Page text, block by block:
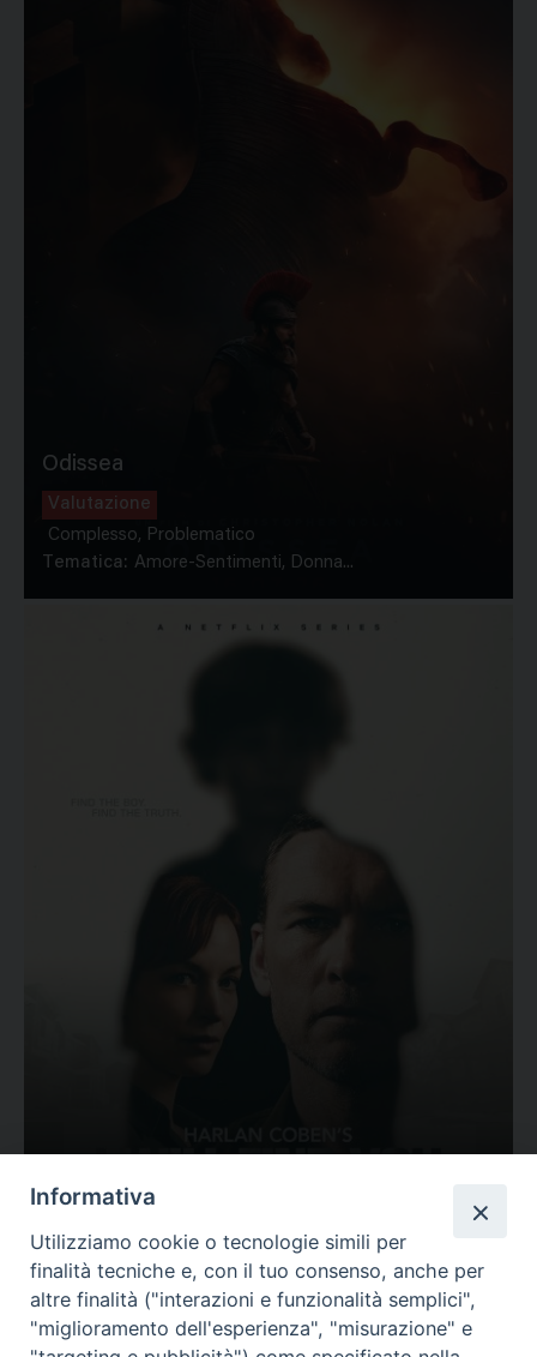
Odissea
Valutazione
Complesso, Problematico
Tematica: Amore-Sentimenti, Donna...
Valutazione
Complesso, Problematico
Tematica: Amore-Sentimenti, Carcere...
Informativa
Utilizziamo cookie o tecnologie simili per
finalità tecniche e, con il tuo consenso, anche per
altre finalità ("interazioni e funzionalità semplici",
"miglioramento dell'esperienza", "misurazione" e